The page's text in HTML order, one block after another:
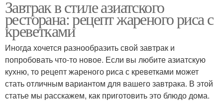
Завтрак в стиле азиатского
ресторана: рецепт жареного риса с
креветками
Иногда хочется разнообразить свой завтрак и
попробовать что-то новое. Если вы любите азиатскую
кухню, то рецепт жареного риса с креветками может
стать отличным вариантом для вашего завтрака. В этой
статье мы расскажем, как приготовить это блюдо дома.